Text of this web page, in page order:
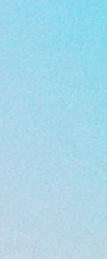
dejan una derrama económica